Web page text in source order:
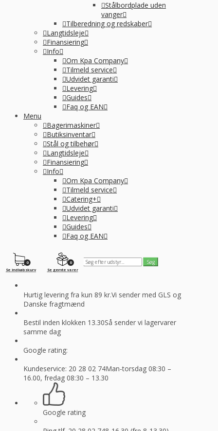
Stålbordplade uden
vanger
Tilberedning og redskaber
Langtidsleje
Finansiering
Info
Om Kpa Company
Tilmeld service
Udvidet garanti
Levering
Guides
Faq og EAN
Menu
Bagerimaskiner
Butiksinventar
Stål og tilbehør
Langtidsleje
Finansiering
Info
Om Kpa Company
Tilmeld service
Catering+
Udvidet garanti
Levering
Guides
Faq og EAN
0
Se gemte varer
0
Se indkøbskurv
Hurtig levering fra kun 89 kr.Vi sender med GLS og
Danske fragtmænd
Bestil inden klokken 13.30Så sender vi lagervarer
samme dag
Google rating:
Kundeservice: 20 28 02 74Man-torsdag 08:30 –
16.00, fredag 08:30 – 13.30
Google rating